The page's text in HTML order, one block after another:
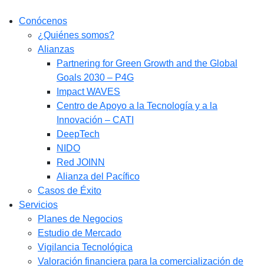
Conócenos
¿Quiénes somos?
Alianzas
Partnering for Green Growth and the Global
Goals 2030 – P4G
Impact WAVES
Centro de Apoyo a la Tecnología y a la
Innovación – CATI
DeepTech
NIDO
Red JOINN
Alianza del Pacífico
Casos de Éxito
Servicios
Planes de Negocios
Estudio de Mercado​
Vigilancia Tecnológica
Valoración financiera para la comercialización de